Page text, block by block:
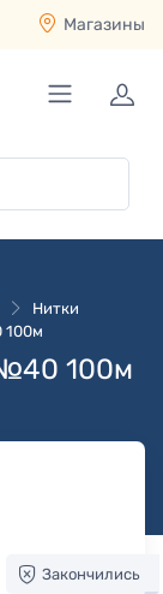
Магазины
Нитки
100м
100м
Закончились